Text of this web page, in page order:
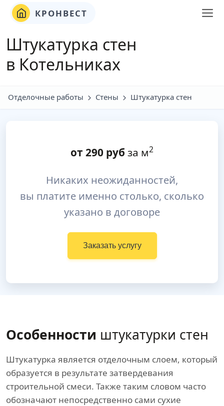
КРОНВЕСТ
Штукатурка стен
в Котельниках
Отделочные работы Стены Штукатурка стен
от 290 руб за м2
Никаких неожиданностей,
вы платите именно столько, сколько
указано в договоре
Заказать услугу
Особенности штукатурки стен
Штукатурка является отделочным слоем, который
образуется в результате затвердевания
строительной смеси. Также таким словом часто
обозначают непосредственно сами сухие